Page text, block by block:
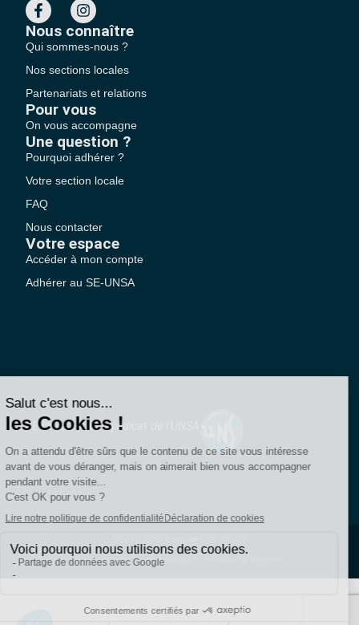
Nous connaître
Qui sommes-nous ?
Nos sections locales
Partenariats et relations
Pour vous
On vous accompagne
Une question ?
Pourquoi adhérer ?
Votre section locale
FAQ
Nous contacter
Votre espace
Accéder à mon compte
Adhérer au SE-UNSA
SE-Unsa est un syndicat de l’UNSA
Politique de confidentialité